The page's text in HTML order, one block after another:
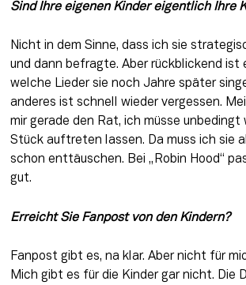
Sind Ihre eigenen Kinder eigentlich Ihre
Nicht in dem Sinne, dass ich sie
und dann befragte. Aber rückblickend ist
welche Lieder sie noch Jahre später
anderes ist schnell wieder vergessen.
mir gerade den Rat, ich müsse unbedingt
Stück auftreten lassen. Da muss ich sie
schon enttäuschen. Bei „Robin Hood“
gut.
Erreicht Sie Fanpost von den Kindern?
Fanpost gibt es, na klar. Aber nicht für
Mich gibt es für die Kinder gar nicht. Die